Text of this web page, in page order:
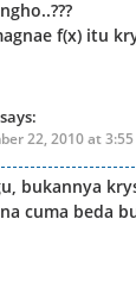
f(x) itu
says:
22, 2010 at
bukannya
cuma beda